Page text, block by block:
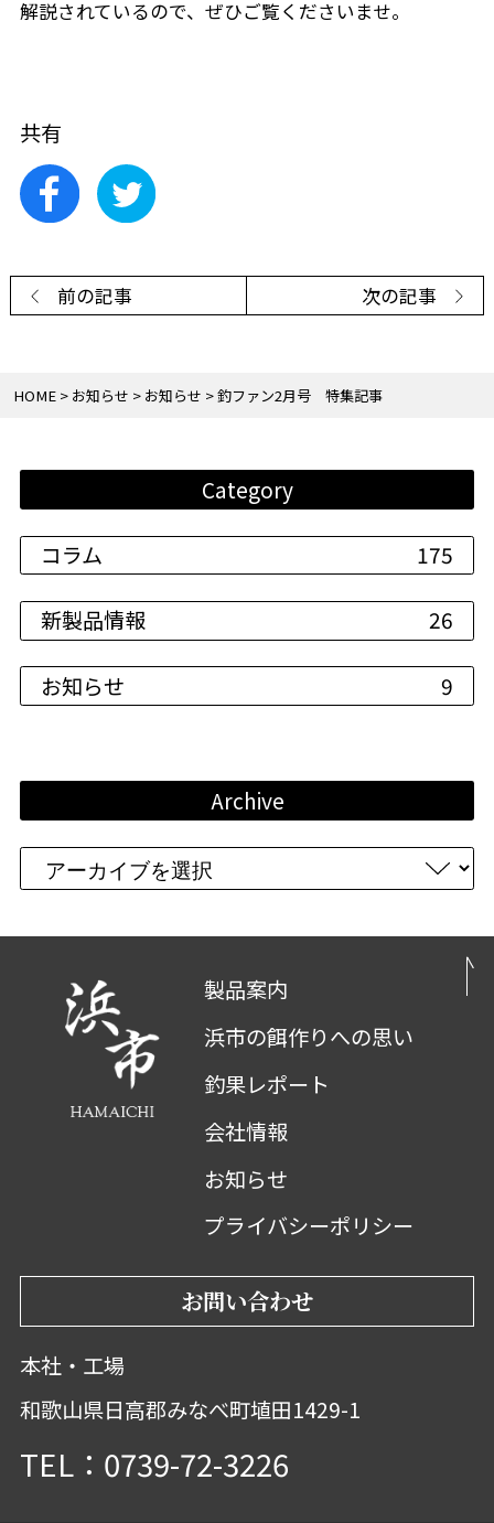
Category
コラム 175
新製品情報 26
お知らせ 9
Archive
HOME お知らせ お知らせ 釣ファン2月号 特集記事
解説されているので、ぜひご覧くださいませ。
共有
前の記事 次の記事
製品案内
浜市の餌作りへの思い
釣果レポート
会社情報
お知らせ
プライバシーポリシー
お問い合わせ
本社・工場
和歌山県日高郡みなべ町埴田1429-1
TEL：0739-72-3226